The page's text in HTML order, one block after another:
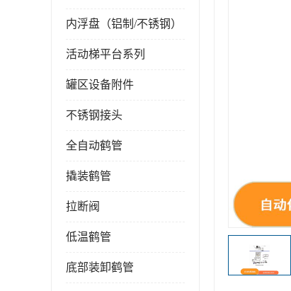
内浮盘（铝制/不锈钢）
活动梯平台系列
罐区设备附件
不锈钢接头
全自动鹤管
撬装鹤管
拉断阀
低温鹤管
底部装卸鹤管